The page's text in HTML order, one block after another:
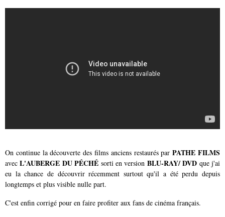
On continue la découverte des films anciens restaurés parPATHE FILMS
avecL'AUBERGE DU PÉCHÉ sorti en version BLU-RAY/ DVD que j'ai
eu la chance de découvrir récemment surtout qu'il a été perdu depuis
longtemps et plus visible nulle part.
C'est enfin corrigé pour en faire profiter aux fans de cinéma français.